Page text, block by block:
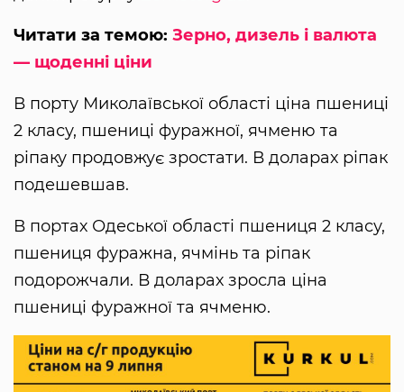
Читати за темою: Зерно, дизель і валюта
— щоденні ціни
В порту Миколаївської області ціна пшениці
2 класу, пшениці фуражної, ячменю та
ріпаку продовжує зростати. В доларах ріпак
подешевшав.
В портах Одеської області пшениця 2 класу,
пшениця фуражна, ячмінь та ріпак
подорожчали. В доларах зросла ціна
пшениці фуражної та ячменю.